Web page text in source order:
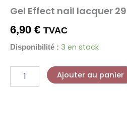
Gel Effect nail lacquer 29
6,90 € TVAC
Disponibilité : 3 en stock
Effect
nail
lacquer
29
Ajouter au panier